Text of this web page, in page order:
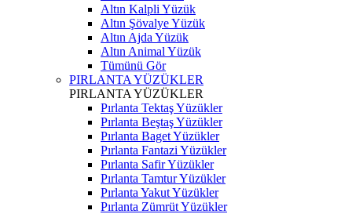
Altın Kalpli Yüzük
Altın Şövalye Yüzük
Altın Ajda Yüzük
Altın Animal Yüzük
Tümünü Gör
PIRLANTA YÜZÜKLER
PIRLANTA YÜZÜKLER
Pırlanta Tektaş Yüzükler
Pırlanta Beştaş Yüzükler
Pırlanta Baget Yüzükler
Pırlanta Fantazi Yüzükler
Pırlanta Safir Yüzükler
Pırlanta Tamtur Yüzükler
Pırlanta Yakut Yüzükler
Pırlanta Zümrüt Yüzükler